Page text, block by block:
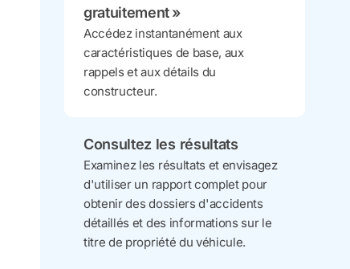
gratuitement »
Accédez instantanément aux
caractéristiques de base, aux
rappels et aux détails du
constructeur.
Consultez les résultats
Examinez les résultats et envisagez
d'utiliser un rapport complet pour
obtenir des dossiers d'accidents
détaillés et des informations sur le
titre de propriété du véhicule.